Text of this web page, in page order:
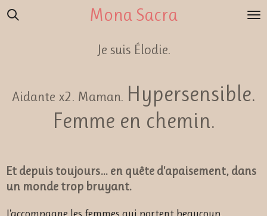
Passer
Mona Sacra
Je suis Élodie.
Aidante x2. Maman. Hypersensible.
Femme en chemin.
Et depuis toujours… en quête d'apaisement, dans
un monde trop bruyant.